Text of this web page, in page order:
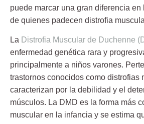
puede marcar una gran diferencia
de quienes padecen distrofia
La Distrofia Muscular de Duchenne
enfermedad genética rara y
principalmente a niños varones.
trastornos conocidos como distrofias
caracterizan por la debilidad y el
músculos. La DMD es la forma más
muscular en la infancia y se estima